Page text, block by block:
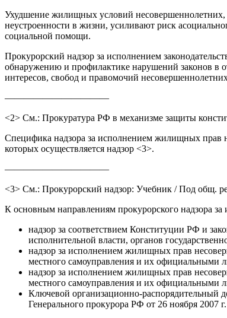
Ухудшение жилищных условий
неустроенности в жизни, усиливают риск
социальной помощи.
Прокурорский надзор за исполнением
обнаружению и профилактике нарушений законов в
интересов, свобод и правомочий
———————————
<2> См.: Прокуратура РФ в механизме защиты
Специфика надзора за исполнением жилищных прав
которых осуществляется надзор <3>.
———————————
<3> См.: Прокурорский надзор: Учебник / Под общ.
К основным направлениям прокурорского надзора
надзор за соответствием Конституции РФ и
исполнительной власти, органов
надзор за исполнением жилищных прав
местного самоуправления и их официальными
надзор за исполнением жилищных прав
местного самоуправления и их
Ключевой организационно-
Генерального прокурора РФ от 26 ноября 2007